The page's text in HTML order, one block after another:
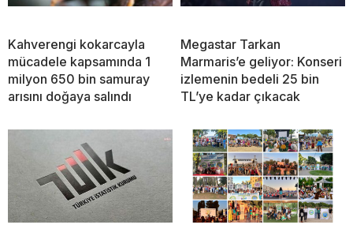
Kahverengi kokarcayla
mücadele kapsamında 1
milyon 650 bin samuray
arısını doğaya salındı
Megastar Tarkan
Marmaris’e geliyor: Konseri
izlemenin bedeli 25 bin
TL’ye kadar çıkacak